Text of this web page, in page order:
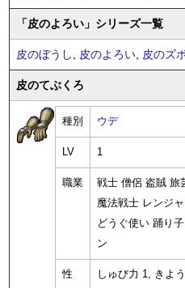
「皮のよろい」シリーズ一覧
皮のぼうし, 皮のよろい, 皮のズ
皮のてぶくろ
種別 ウデ
LV 1
職業
戦士 僧侶 盗賊 旅
魔法戦士 レンジ
どうぐ使い 踊り
ン
性
しゅび力 1, きよ